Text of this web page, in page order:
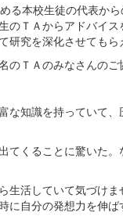
本校生徒の代表か
ＴＡからアドバイ
究を深化させてもら
ＴＡのみなさんのご
知識を持っていて
くることに驚いた
活していて気づけ
自分の発想力を伸ば